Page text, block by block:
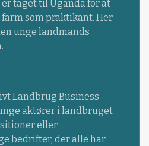
taget til Uganda for at
som praktikant. Her
unge landmands
Landbrug Business
aktører i landbruget
eller
bedrifter, der alle har